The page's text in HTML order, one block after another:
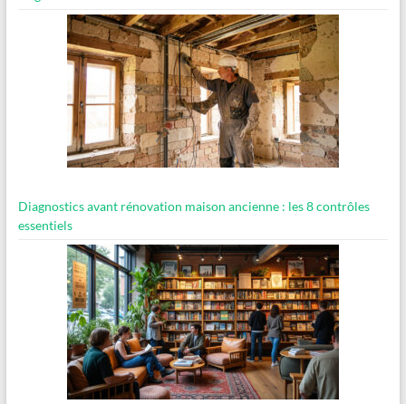
Diagnostics avant rénovation maison ancienne : les 8 contrôles
essentiels